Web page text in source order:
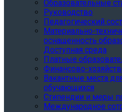
Образовательные
Руководство
Педагогический
Материально-
оснащенность
Доступная среда
Платные
Финансово-
Вакантные места
обучающихся
Стипендии и меры
Международное